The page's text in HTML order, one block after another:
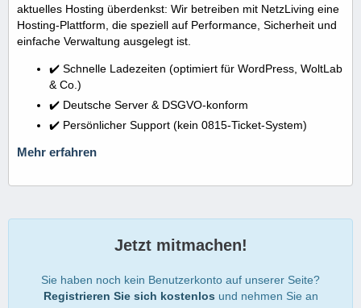
aktuelles Hosting überdenkst: Wir betreiben mit NetzLiving eine
Hosting-Plattform, die speziell auf Performance, Sicherheit und
einfache Verwaltung ausgelegt ist.
✔️ Schnelle Ladezeiten (optimiert für WordPress, WoltLab
& Co.)
✔️ Deutsche Server & DSGVO-konform
✔️ Persönlicher Support (kein 0815-Ticket-System)
Mehr erfahren
Jetzt mitmachen!
Sie haben noch kein Benutzerkonto auf unserer Seite?
Registrieren Sie sich kostenlos und nehmen Sie an